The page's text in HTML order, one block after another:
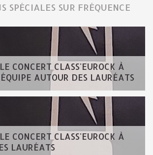
SPÉCIALES SUR FRÉQUENCE
CONCERT CLASS'EUROCK À
AUTOUR DES LAURÉATS
CONCERT CLASS'EUROCK À
LAURÉATS